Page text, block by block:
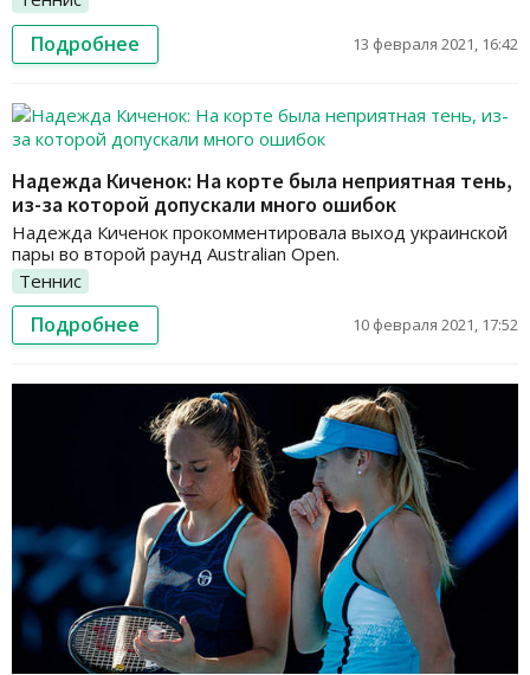
Подробнее 13 февраля 2021, 16:42
Надежда Киченок: На корте была неприятная тень,
из-за которой допускали много ошибок
Надежда Киченок прокомментировала выход украинской
пары во второй раунд Australian Open.
Теннис
Подробнее 10 февраля 2021, 17:52